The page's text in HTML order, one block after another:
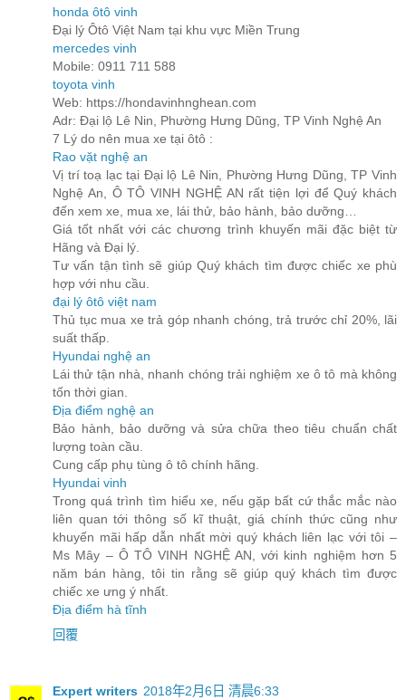
honda ôtô vinh
Đại lý Ôtô Việt Nam tại khu vực Miền Trung
mercedes vinh
Mobile: 0911 711 588
toyota vinh
Web: https://hondavinhnghean.com
Adr: Đại lộ Lê Nin, Phường Hưng Dũng, TP Vinh Nghệ An
7 Lý do nên mua xe tại ôtô :
Rao vặt nghệ an
Vị trí toạ lạc tại Đại lộ Lê Nin, Phường Hưng Dũng, TP Vinh
Nghệ An, Ô TÔ VINH NGHỆ AN rất tiện lợi để Quý khách
đến xem xe, mua xe, lái thử, bảo hành, bảo dưỡng…
Giá tốt nhất với các chương trình khuyến mãi đặc biệt từ
Hãng và Đại lý.
Tư vấn tận tình sẽ giúp Quý khách tìm được chiếc xe phù
hợp với nhu cầu.
đại lý ôtô việt nam
Thủ tục mua xe trả góp nhanh chóng, trả trước chỉ 20%, lãi
suất thấp.
Hyundai nghệ an
Lái thử tận nhà, nhanh chóng trải nghiệm xe ô tô mà không
tốn thời gian.
Địa điểm nghệ an
Bảo hành, bảo dưỡng và sửa chữa theo tiêu chuẩn chất
lượng toàn cầu.
Cung cấp phụ tùng ô tô chính hãng.
Hyundai vinh
Trong quá trình tìm hiểu xe, nếu gặp bất cứ thắc mắc nào
liên quan tới thông số kĩ thuật, giá chính thức cũng như
khuyến mãi hấp dẫn nhất mời quý khách liên lạc với tôi –
Ms Mây – Ô TÔ VINH NGHỆ AN, với kinh nghiệm hơn 5
năm bán hàng, tôi tin rằng sẽ giúp quý khách tìm được
chiếc xe ưng ý nhất.
Địa điểm hà tĩnh
回覆
Expert writers 2018年2月6日 清晨6:33